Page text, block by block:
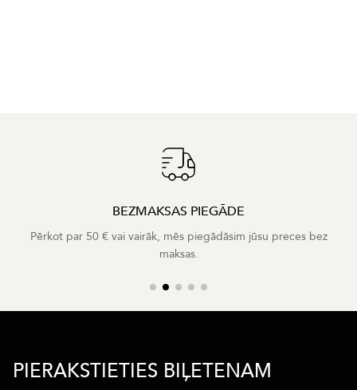
BEZMAKSAS PIEGĀDE
Pērkot par 50 € vai vairāk, mēs piegādāsim jūsu preces bez
maksas.
PIERAKSTIETIES BIĻETENAM